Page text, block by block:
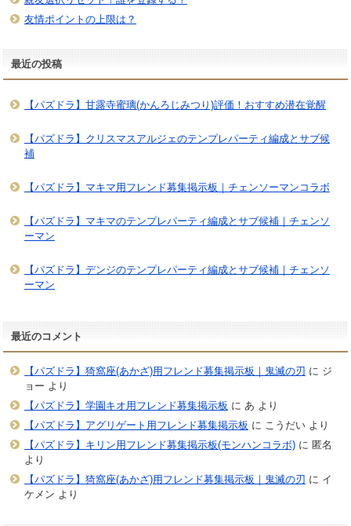
友情ポイントの上限は？
最近の投稿
【パズドラ】甘露寺蜜璃(かんろじみつり)評価！おすすめ潜在覚醒
【パズドラ】クリスマスアルジェのテンプレパーティ編成とサブ候
補
【パズドラ】マキマ用フレンド募集掲示板｜チェンソーマンコラボ
【パズドラ】マキマのテンプレパーティ編成とサブ候補｜チェンソ
ーマン
【パズドラ】デンジのテンプレパーティ編成とサブ候補｜チェンソ
ーマン
最近のコメント
【パズドラ】猗窩座(あかざ)用フレンド募集掲示板｜鬼滅の刃 に ジ
ョー より
【パズドラ】学園キオ用フレンド募集掲示板 に あ より
【パズドラ】アグリゲート用フレンド募集掲示板 に こうだいより
【パズドラ】キリン用フレンド募集掲示板(モンハンコラボ)に 匿名
より
【パズドラ】猗窩座(あかざ)用フレンド募集掲示板｜鬼滅の刃 に イ
ケメン より